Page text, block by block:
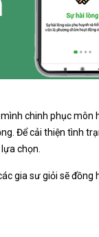
chinh phục môn
Để cải thiện tình
chọn.
gia sư giỏi sẽ đồng